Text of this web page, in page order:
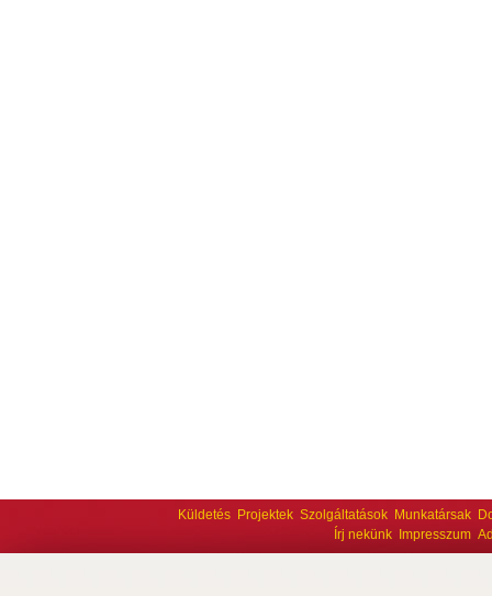
Küldetés Projektek Szolgáltatások Munkatársak
Írj nekünk
Impresszum